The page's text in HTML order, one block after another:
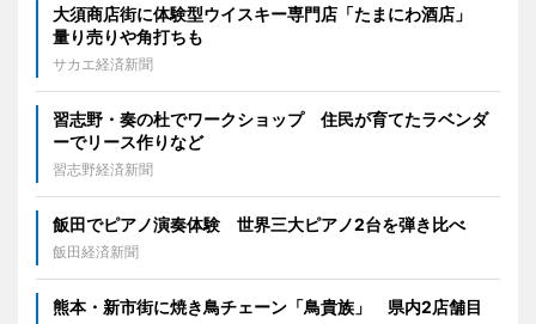
大須商店街に体験型ウイスキー専門店「たまにわ酒店」
量り売りや角打ちも
サカエ経済新聞
習志野・奏の杜でワークショップ 住民が育てたラベンダ
ーでリース作りなど
習志野経済新聞
飯田でピアノ演奏体験 世界三大ピアノ2台を弾き比べ
飯田経済新聞
熊本・新市街に焼き鳥チェーン「鳥貴族」 県内2店舗目